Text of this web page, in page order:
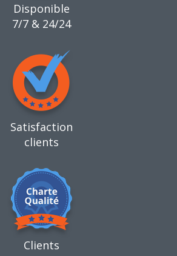
Disponible
7/7 & 24/24
Satisfaction
clients
Clients